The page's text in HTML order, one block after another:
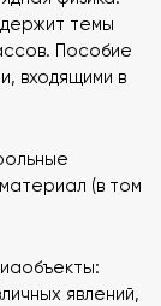
темы
Пособие
входящими в
(в том
явлений,